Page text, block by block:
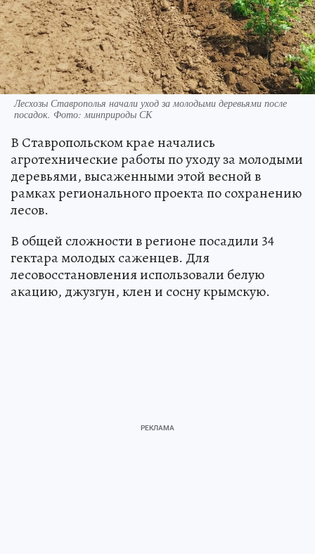
Лесхозы Ставрополья начали уход за молодыми деревьями после
посадок. Фото: минприроды СК
В Ставропольском крае начались
агротехнические работы по уходу за молодыми
деревьями, высаженными этой весной в
рамках регионального проекта по сохранению
лесов.
В общей сложности в регионе посадили 34
гектара молодых саженцев. Для
лесовосстановления использовали белую
акацию, джузгун, клен и сосну крымскую.